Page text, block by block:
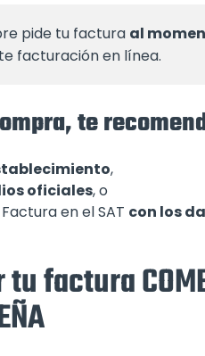
pide tu factura al
facturación en línea.
te
,
oficiales, o
en el SAT con los
factura